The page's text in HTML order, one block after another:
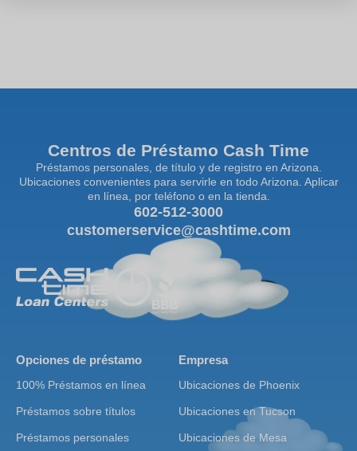
Centros de Préstamo Cash Time
Préstamos personales, de título y de registro en Arizona.
Ubicaciones convenientes para servirle en todo Arizona. Aplicar
en línea, por teléfono o en la tienda.
602-512-3000
customerservice@cashtime.com
Opciones de préstamo
100% Préstamos en línea
Préstamos sobre títulos
Préstamos personales
Empresa
Ubicaciones de Phoenix
Ubicaciones en Tucson
Ubicaciones de Mesa